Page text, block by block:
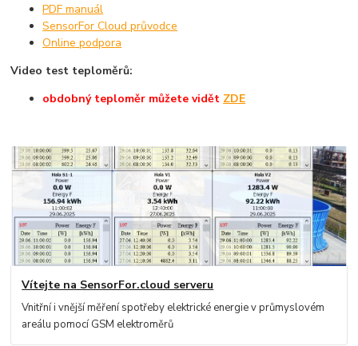
PDF manuál
SensorFor Cloud průvodce
Online podpora
Video test teploměrů:
obdobný teploměr můžete vidět ZDE
Vítejte na SensorFor.cloud serveru
Vnitřní i vnější měření spotřeby elektrické energie v průmyslovém
areálu pomocí GSM elektroměrů